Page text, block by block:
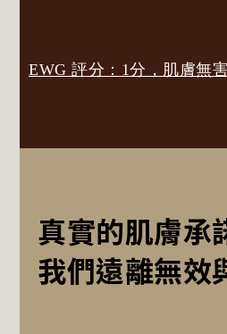
EWG 評分：1分，肌膚無
真實的肌膚承
我們遠離無效